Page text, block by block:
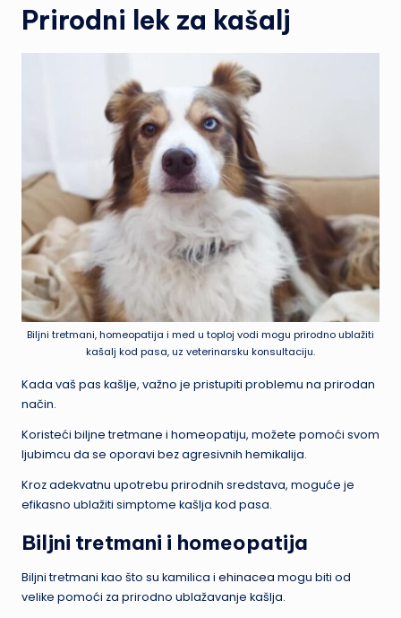
Prirodni lek za kašalj
Biljni tretmani, homeopatija i med u toploj vodi mogu prirodno ublažiti
kašalj kod pasa, uz veterinarsku konsultaciju.
Kada vaš pas kašlje, važno je pristupiti problemu na prirodan
način.
Koristeći biljne tretmane i homeopatiju, možete pomoći svom
ljubimcu da se oporavi bez agresivnih hemikalija.
Kroz adekvatnu upotrebu prirodnih sredstava, moguće je
efikasno ublažiti simptome kašlja kod pasa.
Biljni tretmani i homeopatija
Biljni tretmani kao što su kamilica i ehinacea mogu biti od
velike pomoći za prirodno ublažavanje kašlja.